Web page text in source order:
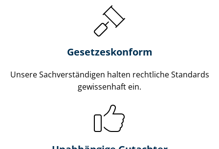
Gesetzes­konform
Unsere Sach­ver­stän­di­gen halten rechtliche Standards
gewissenhaft ein.